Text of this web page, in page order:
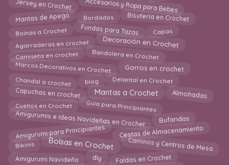
Jersey en Crochet Accesorios y Ropa para Bebes
Mantas de Apego Bordados Bisutería en Crochet
Boinas a Crochet Fundas para Tazas Capas
Agarraderas en crochet Decoración en Crochet
Camiseta en crochet Bandolera en Crochet
Marcos Decorativos en Crochet Gorros en crochet
Chandal a crochet blog Delantal en Crochet
Capuchas en crochet Mantas a Crochet Almohadas
Cuellos en Crochet Guía para Principiantes
Amigurumis e Ideas Navideñas en Crochet Bufandas
Amigurumi para Principiantes Cestas de Almacenamiento
Bikinis Bolsas en Crochet Caminos y Centros de Mesa
Amigurumi Navideño diy Faldas en Crochet